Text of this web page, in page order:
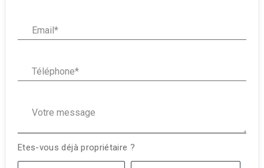
Etes-vous déjà propriétaire ?